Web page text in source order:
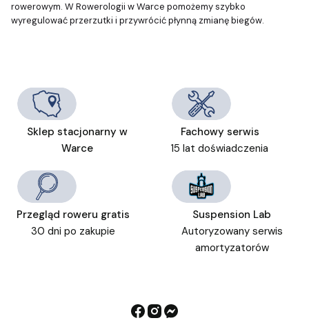
rowerowym. W Rowerologii w Warce pomożemy szybko
wyregulować przerzutki i przywrócić płynną zmianę biegów.
Sklep stacjonarny w
Warce
Fachowy serwis
15 lat doświadczenia
Przegląd roweru gratis
30 dni po zakupie
Suspension Lab
Autoryzowany serwis
amortyzatorów